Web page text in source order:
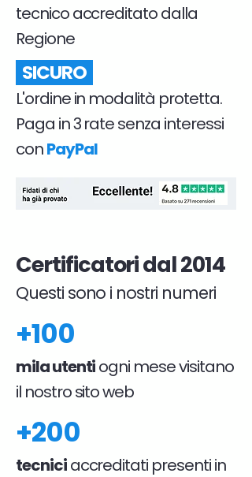
tecnico accreditato dalla
Regione
SICURO
L'ordine in modalità protetta.
Paga in 3 rate senza interessi
conPayPal
Certificatori dal 2014
Questi sono i nostri numeri
+100
mila utentiogni mese visitano
il nostro sito web
+200
tecniciaccreditati presenti in